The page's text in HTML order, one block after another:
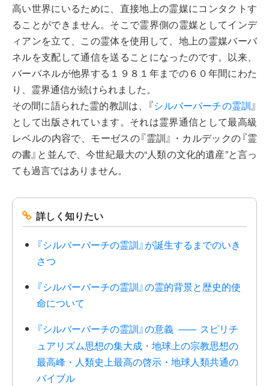
高い世界にいるために、直接地上の霊媒にコンタクトす
ることができません。そこで霊界側の霊媒としてインデ
ィアンを立て、この霊体を使用して、地上の霊媒バーバ
ネルを支配して通信を送ることになったのです。以来、
バーバネルが他界する１９８１年までの６０年間にわた
り、霊界通信が続けられました。
その間に語られた霊的教訓は、『シルバーバーチの霊訓』
として出版されています。それは霊界通信として最高級
レベルの内容で、モーゼスの『霊訓』・カルデックの『霊
の書』と並んで、今世紀最大の“人類の文化的遺産”と言っ
ても過言ではありません。
詳しく知りたい
『シルバーバーチの霊訓』が誕生するまでのいき
さつ
『シルバーバーチの霊訓』の霊的背景と歴史的使
命について
『シルバーバーチの霊訓』の意義 ―― スピリチ
ュアリズム思想の集大成・地球上の宗教思想の
最高峰・人類史上最高の啓示・地球人類共通の
バイブル